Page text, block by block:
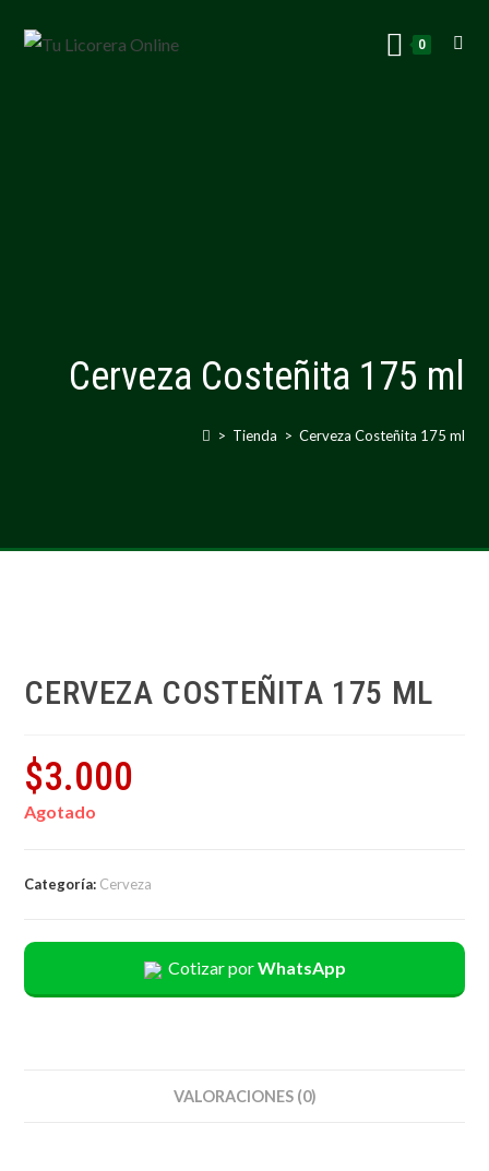
0
Cerveza Costeñita 175 ml
> Tienda > Cerveza Costeñita 175 ml
CERVEZA COSTEÑITA 175 ML
$3.000
Agotado
Categoría: Cerveza
Cotizar porWhatsApp
VALORACIONES (0)